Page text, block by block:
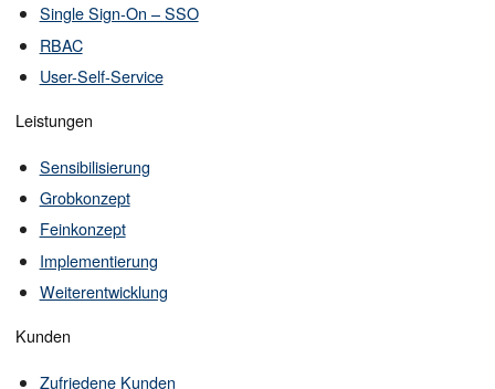
Single Sign-On – SSO
RBAC
User-Self-Service
Leistungen
Sensibilisierung
Grobkonzept
Feinkonzept
Implementierung
Weiterentwicklung
Kunden
Zufriedene Kunden